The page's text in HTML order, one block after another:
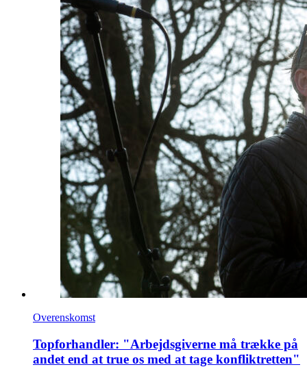
Overenskomst
Topforhandler: "Arbejdsgiverne må trække på
andet end at true os med at tage konfliktretten"